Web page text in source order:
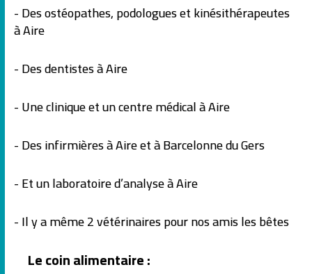
- Des ostéopathes, podologues et kinésithérapeutes
à Aire
- Des dentistes à Aire
- Une clinique et un centre médical à Aire
- Des infirmières à Aire et à Barcelonne du Gers
- Et un laboratoire d’analyse à Aire
- Il y a même 2 vétérinaires pour nos amis les bêtes
Le coin alimentaire :